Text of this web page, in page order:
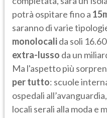
potrà ospitare fino a
saranno di varie
monolocalida soli
extra-lusso da un
Ma l'aspetto più
per tutto: scuole
ospedali
locali serali alla moda e